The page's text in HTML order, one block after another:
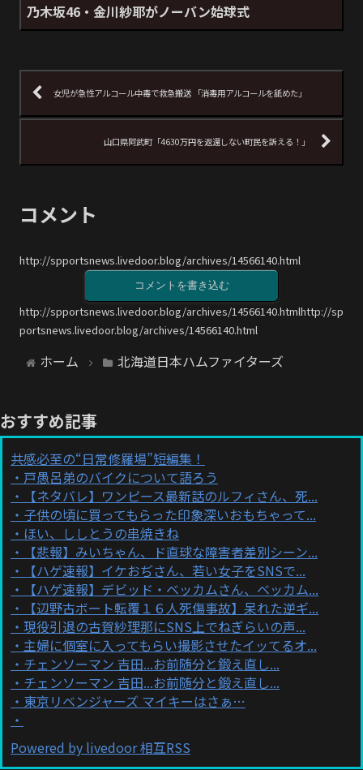
乃木坂46・金川紗耶がノーバン始球式
女児が急性アルコール中毒で救急搬送 「消毒用アルコールを舐めた」
山口県阿武町「4630万円を返還しない町民を訴える！」
コメント
http://spportsnews.livedoor.blog/archives/14566140.html
コメントを書き込む
http://spportsnews.livedoor.blog/archives/14566140.htmlhttp://sp
portsnews.livedoor.blog/archives/14566140.html
ホーム 北海道日本ハムファイターズ
おすすめ記事
共感必至の“日常修羅場”短編集！
戸愚呂弟のバイクについて語ろう
【ネタバレ】ワンピース最新話のルフィさん、死...
子供の頃に買ってもらった印象深いおもちゃって...
ほい、ししとうの串焼きね
【悲報】みいちゃん、ド直球な障害者差別シーン...
【ハゲ速報】イケおぢさん、若い女子をSNSで...
【ハゲ速報】デビッド・ベッカムさん、ベッカム...
【辺野古ボート転覆１６人死傷事故】呆れた逆ギ...
現役引退の古賀紗理那にSNS上でねぎらいの声...
主婦に個室に入ってもらい撮影させたイッてるオ...
チェンソーマン 吉田...お前随分と鍛え直し...
チェンソーマン 吉田...お前随分と鍛え直し...
東京リベンジャーズ マイキーはさぁ…
Powered by livedoor 相互RSS